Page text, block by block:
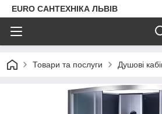
EURO САНТЕХНІКА ЛЬВІВ
Товари та послуги Душові